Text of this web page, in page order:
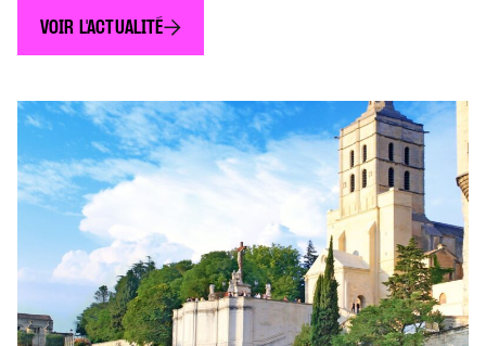
démocratiques, où les artistes croisent
journalistes, chercheurs, citoyennes et
citoyens, où les œuvres ouvrent des
Cette nouvelle saison s’inscrit dans […]
VOIR L'ACTUALITÉ